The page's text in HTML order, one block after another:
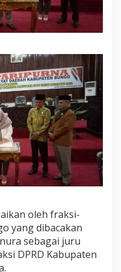
oleh fraksi-
yang dibacakan
sebagai juru
DPRD Kabupaten